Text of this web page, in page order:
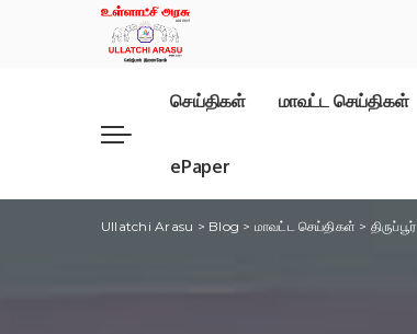
செய்திகள் மாவட்ட செய்திகள்
ePaper
Ullatchi Arasu > Blog > மாவட்ட செய்திகள் > திருப்பூர்